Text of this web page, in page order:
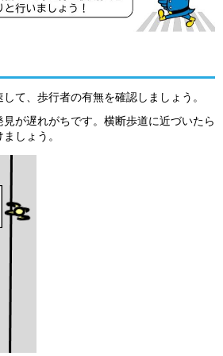
て、歩行者の有無を確認しましょう。
が遅れがちです。横断歩道に近づいたら
しょう。